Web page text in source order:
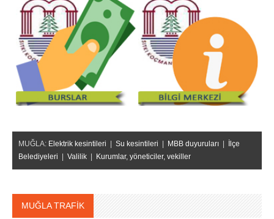
MUĞLA: Elektrik kesintileri Su kesintileri MBB duyuruları
İlçe
Belediyeleri
Valilik Kurumlar, yöneticiler, vekiller
MUĞLA TRAFİK